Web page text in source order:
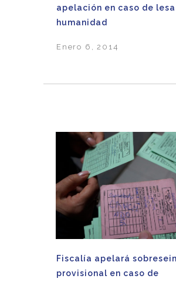
apelación en caso de lesa
humanidad
Enero 6, 2014
Fiscalía apelará
provisional en caso de